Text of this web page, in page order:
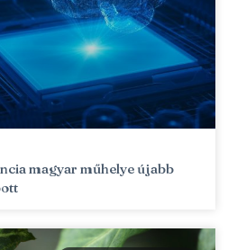
magyar műhelye újabb